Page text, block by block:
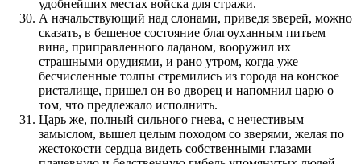
удобнейших местах войска для стражи.
А начальствующий над слонами, приведя зверей, можно
сказать, в бешеное состояние благоуханным питьем
вина, приправленного ладаном, вооружил их
страшными орудиями, и рано утром, когда уже
бесчисленные толпы стремились из города на конское
ристалище, пришел он во дворец и напомнил царю о
том, что предлежало исполнить.
Царь же, полный сильного гнева, с нечестивым
замыслом, вышел целым походом со зверями, желая по
жестокости сердца видеть собственными глазами